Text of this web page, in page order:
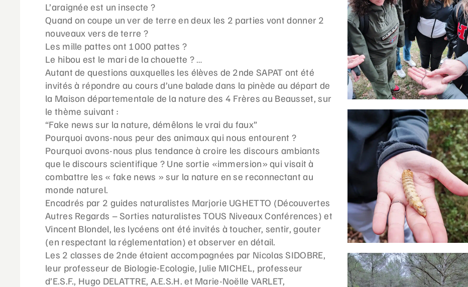
L’araignée est un insecte ?
Quand on coupe un ver de terre en deux les 2 parties vont donner 2
nouveaux vers de terre ?
Les mille pattes ont 1000 pattes ?
Le hibou est le mari de la chouette ? …
Autant de questions auxquelles les élèves de 2nde SAPAT ont été
invités à répondre au cours d’une balade dans la pinède au départ de
la Maison départementale de la nature des 4 Frères au Beausset, sur
le thème suivant :
“Fake news sur la nature, démêlons le vrai du faux”
Pourquoi avons-nous peur des animaux qui nous entourent ?
Pourquoi avons-nous plus tendance à croire les discours ambiants
que le discours scientifique ? Une sortie «immersion» qui visait à
combattre les « fake news » sur la nature en se reconnectant au
monde naturel.
Encadrés par 2 guides naturalistes Marjorie UGHETTO (Découvertes
Autres Regards – Sorties naturalistes TOUS Niveaux Conférences) et
Vincent Blondel, les lycéens ont été invités à toucher, sentir, gouter
(en respectant la réglementation) et observer en détail.
Les 2 classes de 2nde étaient accompagnées par Nicolas SIDOBRE,
leur professeur de Biologie-Ecologie, Julie MICHEL, professeur
d’E.S.F., Hugo DELATTRE, A.E.S.H. et Marie-Noëlle VARLET,